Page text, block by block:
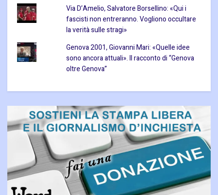
Via D’Amelio, Salvatore Borsellino: «Qui i
fascisti non entreranno. Vogliono occultare
la verità sulle stragi»
Genova 2001, Giovanni Mari: «Quelle idee
sono ancora attuali». Il racconto di “Genova
oltre Genova”